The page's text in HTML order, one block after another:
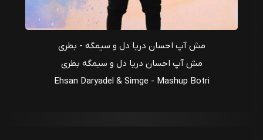
مش آپ احسان دریا دل و سیمگه - بطری
مش آپ احسان دریا دل و سیمگه بطری
Ehsan Daryadel & Simge - Mashup Botri